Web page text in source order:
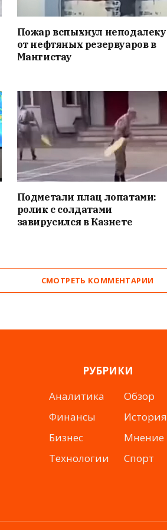
Пожар вспыхнул неподалеку
от нефтяных резервуаров в
Мангистау
Подметали плац лопатами:
ролик с солдатами
завирусился в Казнете
СМОТРЕТЬ КОММЕНТАРИИ
РУБРИКИ
Аналитика
Финансы
Бизнес
Технологии
Обзор
История
Мнение
Спорт